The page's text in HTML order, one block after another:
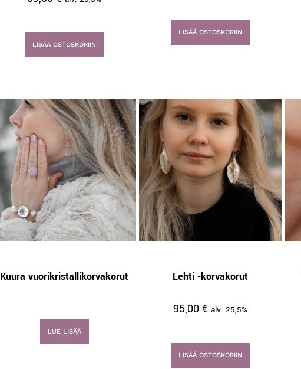
LISÄÄ OSTOSKORIIN
LISÄÄ OSTOSKORIIN
Kuura vuorikristallikorvakorut
LUE LISÄÄ
Lehti -korvakorut
95,00€ alv. 25,5%
LISÄÄ OSTOSKORIIN